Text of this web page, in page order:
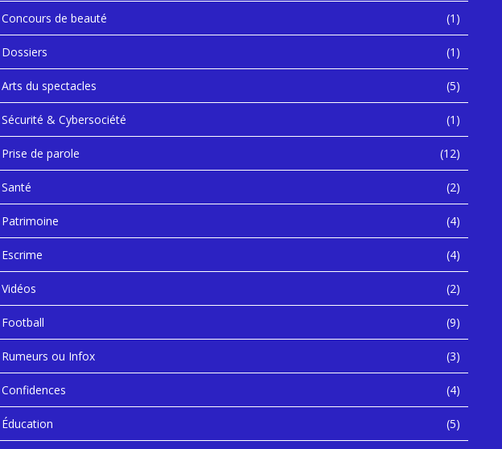
Concours de beauté (1)
Dossiers (1)
Arts du spectacles (5)
Sécurité & Cybersociété (1)
Prise de parole (12)
Santé (2)
Patrimoine (4)
Escrime (4)
Vidéos (2)
Football (9)
Rumeurs ou Infox (3)
Confidences (4)
Éducation (5)